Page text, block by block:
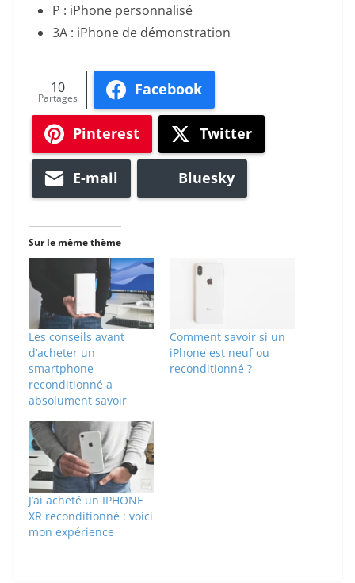
P : iPhone personnalisé
3A : iPhone de démonstration
Facebook
Pinterest Twitter
E-mail Bluesky
Partages
10
Sur le même thème
Les conseils avant
d’acheter un
smartphone
reconditionné a
absolument savoir
Comment savoir si un
iPhone est neuf ou
reconditionné ?
J’ai acheté un IPHONE
XR reconditionné : voici
mon expérience